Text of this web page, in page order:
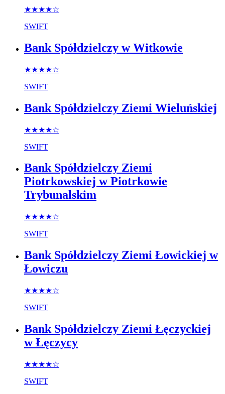
★★★★☆
SWIFT
Bank Spółdzielczy w Witkowie
★★★★☆
SWIFT
Bank Spółdzielczy Ziemi Wieluńskiej
★★★★☆
SWIFT
Bank Spółdzielczy Ziemi
Piotrkowskiej w Piotrkowie
Trybunalskim
★★★★☆
SWIFT
Bank Spółdzielczy Ziemi Łowickiej w
Łowiczu
★★★★☆
SWIFT
Bank Spółdzielczy Ziemi Łęczyckiej
w Łęczycy
★★★★☆
SWIFT